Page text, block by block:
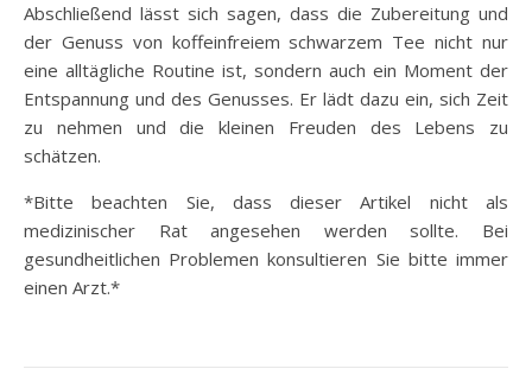
Abschließend lässt sich sagen, dass die Zubereitung und
der Genuss von koffeinfreiem schwarzem Tee nicht nur
eine alltägliche Routine ist, sondern auch ein Moment der
Entspannung und des Genusses. Er lädt dazu ein, sich Zeit
zu nehmen und die kleinen Freuden des Lebens zu
schätzen.
*Bitte beachten Sie, dass dieser Artikel nicht als
medizinischer Rat angesehen werden sollte. Bei
gesundheitlichen Problemen konsultieren Sie bitte immer
einen Arzt.*